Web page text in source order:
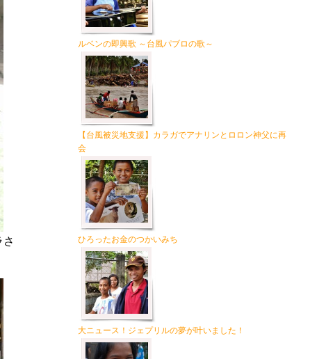
ルベンの即興歌 ～台風パブロの歌～
【台風被災地支援】カラガでアナリンとロロン神父に再
会
ひろったお金のつかいみち
大ニュース！ジェプリルの夢が叶いました！